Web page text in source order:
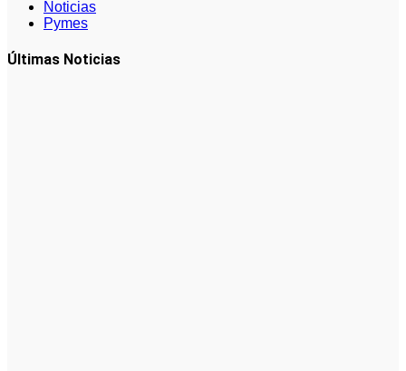
Noticias
Pymes
Últimas Noticias